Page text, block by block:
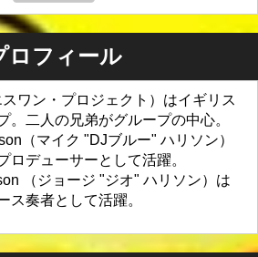
ロフィール
ワン・プロジェクト）はイギリス
。二人の兄弟がグループの中心。
（マイク "DJブルー" ハリソン）
ロデューサーとして活躍。
（ジョージ "ジオ" ハリソン）は
ス奏者として活躍。